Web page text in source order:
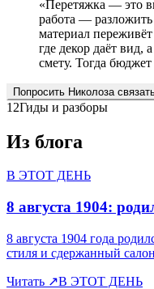
«Перетяжка — это
работа —
материал
где декор даёт вид,
смету. Тогда бюджет
Попросить Николоза
12Гиды и разборы
Из блога
В ЭТОТ ДЕНЬ
8 августа 1904:
8 августа 1904 года
стиля и сдержанный
Читать ↗В ЭТОТ ДЕНЬ